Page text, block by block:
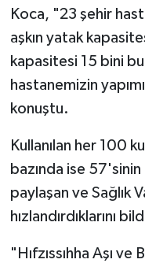
Koca, "23 şehir
aşkın yatak
kapasitesi 15 bini
hastanemizin
konuştu.
Kullanılan her 100
bazında ise
paylaşan ve Sağlık
hızlandırdıklarını
"Hıfzıssıhha Aşı